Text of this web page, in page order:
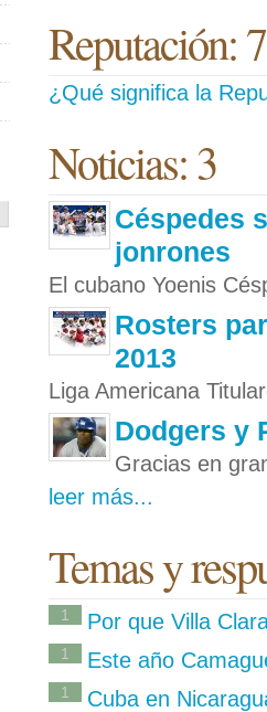
Reputación:
¿Qué significa la
Noticias: 3
Céspedes
jonrones
El cubano Yoenis
Rosters
2013
Liga Americana
Dodgers y
Gracias en
leer más...
Temas y
1 Por que Villa
1 Este año
1 Cuba en